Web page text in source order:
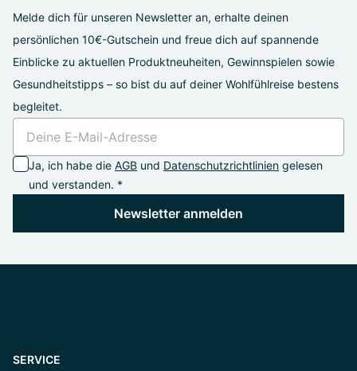
Melde dich für unseren Newsletter an, erhalte deinen
persönlichen 10€-Gutschein und freue dich auf spannende
Einblicke zu aktuellen Produktneuheiten, Gewinnspielen sowie
Gesundheitstipps – so bist du auf deiner Wohlfühlreise bestens
begleitet.
Ja, ich habe die AGB und Datenschutzrichtlinien gelesen
und verstanden. *
Newsletter anmelden
SERVICE